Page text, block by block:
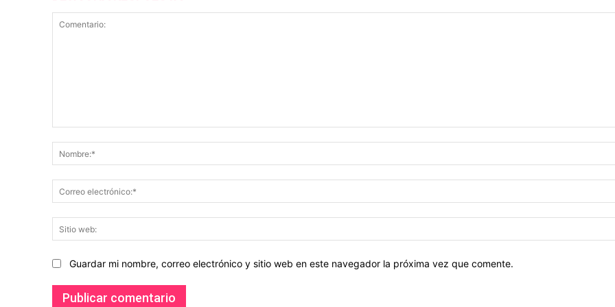
Guardar mi nombre, correo electrónico y sitio web en este navegador la próxima vez que comente.